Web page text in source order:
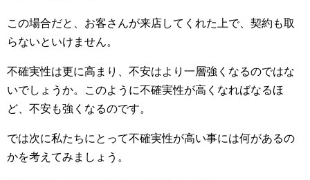
この場合だと、お客さんが来店してくれた上で、契約も取
らないといけません。
不確実性は更に高まり、不安はより一層強くなるのではな
いでしょうか。このように不確実性が高くなればなるほ
ど、不安も強くなるのです。
では次に私たちにとって不確実性が高い事には何があるの
かを考えてみましょう。